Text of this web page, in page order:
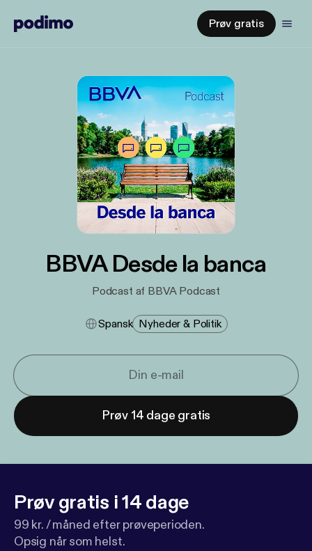
Prøv gratis
BBVA Desde la banca
Podcast af BBVA Podcast
Spansk Nyheder & Politik
Prøv 14 dage gratis
Prøv gratis i 14 dage
99 kr. / måned efter prøveperioden.
Opsig når som helst.